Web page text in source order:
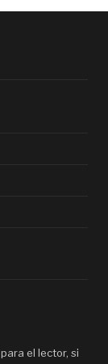
el lector, si